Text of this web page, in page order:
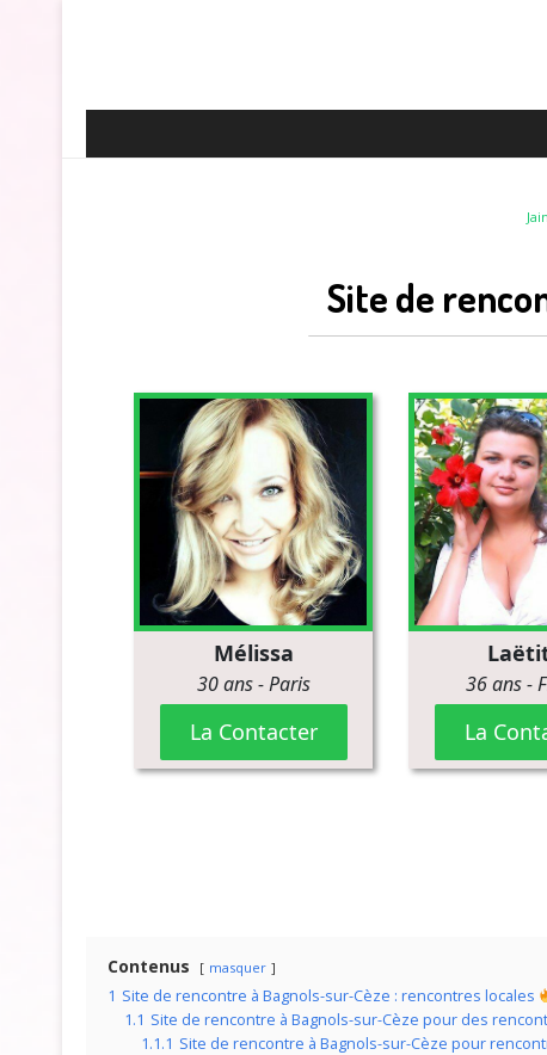
Site de
Contenus masquer
1 Site de rencontre à Bagnols-sur-Cèze : rencontres locales
1.1 Site de rencontre à Bagnols-sur-Cèze pour des
1.1.1 Site de rencontre à Bagnols-sur-Cèze pour